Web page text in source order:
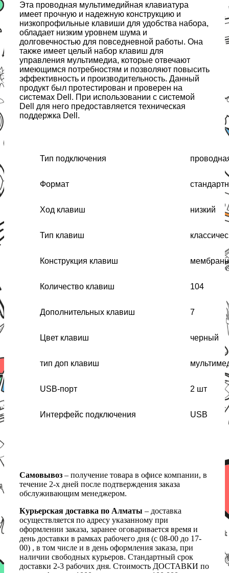
Эта проводная мультимедийная клавиатура
имеет прочную и надежную конструкцию и
низкопрофильные клавиши для удобства набора,
обладает низким уровнем шума и
долговечностью для повседневной работы. Она
также имеет целый набор клавиш для
управления мультимедиа, которые отвечают
имеющимся потребностям и позволяют повысить
эффективность и производительность. Данный
продукт был протестирован и проверен на
системах Dell. При использовании с системой
Dell для него предоставляется техническая
поддержка Dell.
Тип подключения
Формат
Ход клавиш низкий
Тип клавиш
Конструкция клавиш
Количество клавиш 104
Дополнительных клавиш 7
Цвет клавиш черный
тип доп клавиш
USB-порт 2 шт
Интерфейс подключения USB
Самовывоз – получение товара в офисе компании, в
течение 2-х дней после подтверждения заказа
обслуживающим менеджером.
Курьерская доставка по Алматы – доставка
осуществляется по адресу указанному при
оформлении заказа, заранее оговаривается время и
день доставки в рамках рабочего дня (с 08-00 до 17-
00) , в том числе и в день оформления заказа, при
наличии свободных курьеров. Стандартный срок
доставки 2-3 рабочих дня. Стоимость ДОСТАВКИ по